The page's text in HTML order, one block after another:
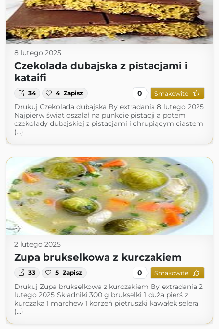
8 lutego 2025
Czekolada dubajska z pistacjami i
kataifi
34 4 Zapisz 0 Smakowite
Drukuj Czekolada dubajska By extradania 8 lutego 2025
Najpierw świat oszalał na punkcie pistacji a potem
czekolady dubajskiej z pistacjami i chrupiącym ciastem
(...)
2 lutego 2025
Zupa brukselkowa z kurczakiem
33 5 Zapisz 0 Smakowite
Drukuj Zupa brukselkowa z kurczakiem By extradania 2
lutego 2025 Składniki 300 g brukselki 1 duża pierś z
kurczaka 1 marchew 1 korzeń pietruszki kawałek selera
(...)